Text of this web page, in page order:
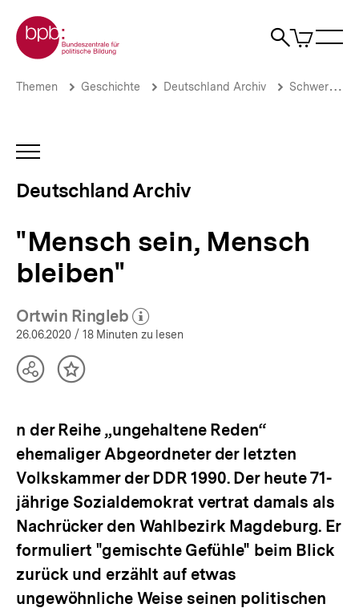
zum
Seiteninhalt
springen
Zur Startseite der bpb
Suche
Artikel
im
"Mensch
Deutschland
Brotkrümelnavigation
Pfadnavigation
Themen Geschichte Deutschland Archiv Schwerpunkte
INHALTSNAVIGATION
Deutschland Archiv
"Mensch sein, Mensch
bleiben"
Ortwin Ringleb
(Mehr zum Autor)
öffnen
26.06.2020 / 18 Minuten zu lesen
TeilenInhalt
n der Reihe „ungehaltene Reden“
ehemaliger Abgeordneter der letzten
Volkskammer der DDR 1990. Der heute 71-
jährige Sozialdemokrat vertrat damals als
Nachrücker den Wahlbezirk Magdeburg. Er
formuliert "gemischte Gefühle" beim Blick
zurück und erzählt auf etwas
ungewöhnliche Weise seinen politischen